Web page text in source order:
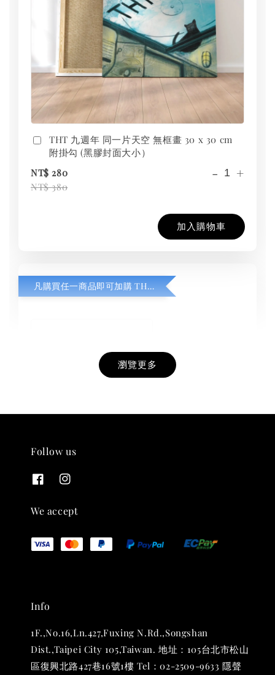
THT 九週年 同一片天空 無框畫 30 x 30 cm
附掛勾 (黑膠封面大小）
NT$ 280
NT$ 380
- +
加入購物車
凡購買任一商品即可加購 THT 九週年紀念 T-shirt
THT 九週年紀念 T-shirt
NT$ 880
加入購物車
瀏覽更多
Follow us
We accept
Info
1F.,No.16,Ln.427,Fuxing N.Rd.,Songshan
Dist.,Taipei City 105,Taiwan. 地址：105台北市松山
區復興北路427巷16號1樓 Tel：02-2509-9633 隱聲